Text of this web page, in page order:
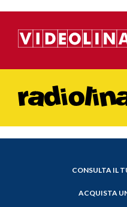
CONSULTA IL
ACQUISTA